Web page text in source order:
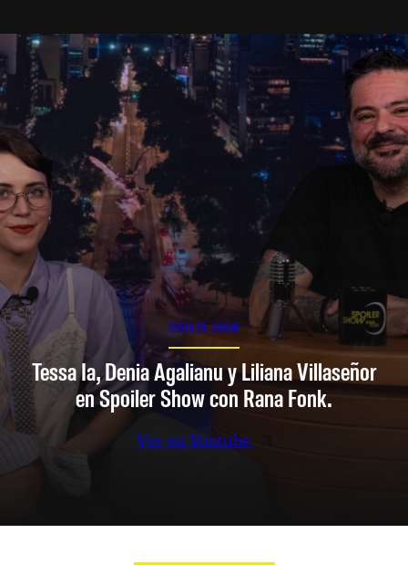
SPOILER SHOW
Tessa Ia, Denia Agalianu y Liliana Villaseñor
en Spoiler Show con Rana Fonk.
Ver en Youtube